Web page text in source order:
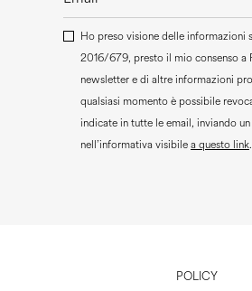
Ho preso visione delle informazioni
2016/679, presto il mio consenso a
newsletter e di altre informazioni
qualsiasi momento è possibile
indicate in tutte le email, inviando un
nell’informativa visibilea questo link.
POLICY